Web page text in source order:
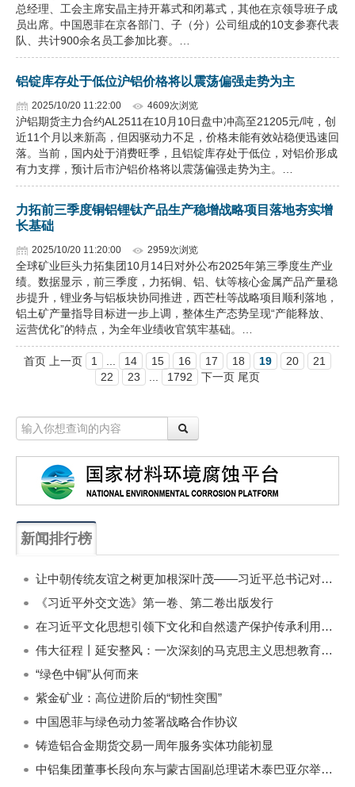
总经理、工会主席安晶主持开幕式和闭幕式，其他在京领导班子成
员出席。中国恩菲在京各部门、子（分）公司组成的10支参赛代表
队、共计900余名员工参加比赛。…
铝锭库存处于低位沪铝价格将以震荡偏强走势为主
2025/10/20 11:22:00 4609次浏览
沪铝期货主力合约AL2511在10月10日盘中冲高至21205元/吨，创
近11个月以来新高，但因驱动力不足，价格未能有效站稳便迅速回
落。当前，国内处于消费旺季，且铝锭库存处于低位，对铝价形成
有力支撑，预计后市沪铝价格将以震荡偏强走势为主。…
力拓前三季度铜铝锂钛产品生产稳增战略项目落地夯实增
长基础
2025/10/20 11:20:00 2959次浏览
全球矿业巨头力拓集团10月14日对外公布2025年第三季度生产业
绩。数据显示，前三季度，力拓铜、铝、钛等核心金属产品产量稳
步提升，锂业务与铝板块协同推进，西芒杜等战略项目顺利落地，
铝土矿产量指导目标进一步上调，整体生产态势呈现“产能释放、
运营优化”的特点，为全年业绩收官筑牢基础。…
首页 上一页 1 14 15 16 17 18 19 20
21
22
23 1792 下一页 尾页
新闻排行榜
让中朝传统友谊之树更加根深叶茂——习近平总书记对朝鲜进行国事访问纪实
《习近平外交文选》第一卷、第二卷出版发行
在习近平文化思想引领下文化和自然遗产保护传承利用工作开创新局面
伟大征程丨延安整风：一次深刻的马克思主义思想教育运动
“绿色中铜”从何而来
紫金矿业：高位进阶后的“韧性突围”
中国恩菲与绿色动力签署战略合作协议
铸造铝合金期货交易一周年服务实体功能初显
中铝集团董事长段向东与蒙古国副总理诺木泰巴亚尔举行会谈